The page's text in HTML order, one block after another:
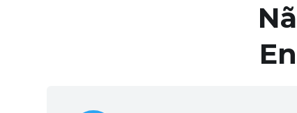
Vestuário Laboral